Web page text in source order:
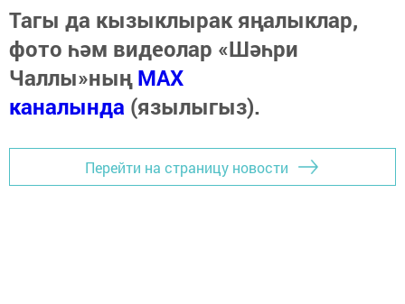
Тагы да кызыклырак яңалыклар,
фото һәм видеолар «Шәһри
Чаллы»ныңMAX
каналында (язылыгыз).
Перейти на страницу новости